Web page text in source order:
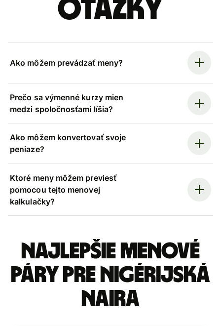
otázky
Ako môžem prevádzať meny?
Prečo sa výmenné kurzy mien
medzi spoločnosťami líšia?
Ako môžem konvertovať svoje
peniaze?
Ktoré meny môžem previesť
pomocou tejto menovej
kalkulačky?
Najlepšie menové
páry pre Nigérijská
naira